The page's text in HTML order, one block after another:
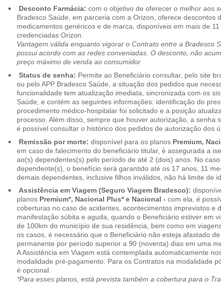
Desconto Farmácia: com o objetivo de oferecer o melhor aos
Bradesco Saúde, em parceria com a Orizon, oferece descontos
medicamentos genéricos e de marca, disponíveis em mais de
credenciadas Orizon.
Vantagem válida enquanto vigorar o Contrato entre a Bradesco
possui acordo com as redes conveniadas. O desconto, não
preço máximo de venda ao consumidor
Status de senha: Permite ao Beneficiário consultar, pelo site
ou pelo APP Bradesco Saúde, a situação dos pedidos que
funcionalidade tem atualização imediata, sincronizada com os
Saúde, e contém as seguintes informações: identificação do
procedimento médico-hospitalar foi solicitado e a posição
processo. Além disso, sempre que houver autorização, a senha
é possível consultar o histórico dos pedidos de autorização dos
Remissão por morte: disponível para os planos Premium,
em caso de falecimento do beneficiário titular, é assegurada a
ao(s) dependentes(s) pelo período de até 2 (dois) anos. No
dependente(s), o benefício será garantido até os 17 anos, 11
demais dependentes, inclusive filhos inválidos, não há limite de
Assistência em Viagem (Seguro Viagem Bradesco):
planos Premium*, Nacional Plus* e Nacional - com ela, é
coberturas no caso de acidentes, acontecimentos imprevistos e
manifestação súbita e aguda, quando o Beneficiário estiver em
de 100km do município de sua residência, bem como em
os casos, é necessário que o Beneficiário não esteja afastado
permanente por período superior a 90 (noventa) dias em uma
A Assistência em Viagem está contemplada automaticamente
modalidade pré-pagamento. Para os Contratos na modalidade
é opcional.
*Para esses planos, está prevista também a cobertura para o